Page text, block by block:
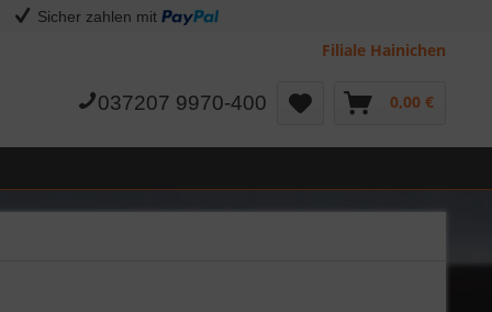
Sicher zahlen mit
Filiale Hainichen
037207 9970-400 0,00 €